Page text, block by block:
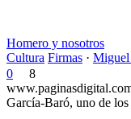
Homero y nosotros
Cultura Firmas · Miguel
0
8
García-Baró, uno de los